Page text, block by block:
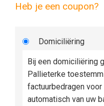
Heb je een coupon?
Domiciliëring
Bij een domiciliëring
Pallieterke
factuurbedragen
automatisch van uw